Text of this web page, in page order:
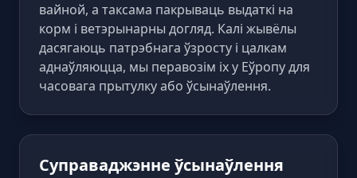
вайной, а таксама пакрываць выдаткі на
корм і ветэрынарны догляд. Калі жывёлы
дасягаюць патрэбнага ўзросту і цалкам
аднаўляюцца, мы перавозім іх у Еўропу для
часовага прытулку або ўсынаўлення.
Суправаджэнне ўсынаўлення